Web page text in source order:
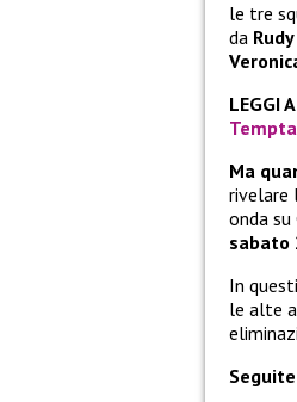
le tre
da
LEGGI
Ma
rivelare
onda
sabato
In
le alte
Seguite